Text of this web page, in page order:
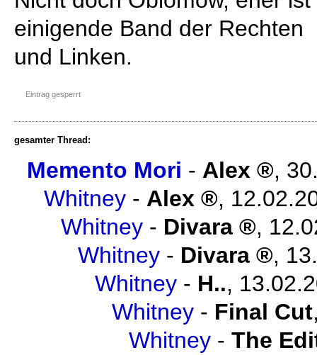
einigende Band der Rechten
und Linken.
Eintrag gesperrt
gesamter Thread:
Memento Mori - Alex ,
Whitney - Alex ,
Whitney - Divara ,
Whitney - Divara ,
Whitney - H..,
Whitney - Final Cut
Whitney - The